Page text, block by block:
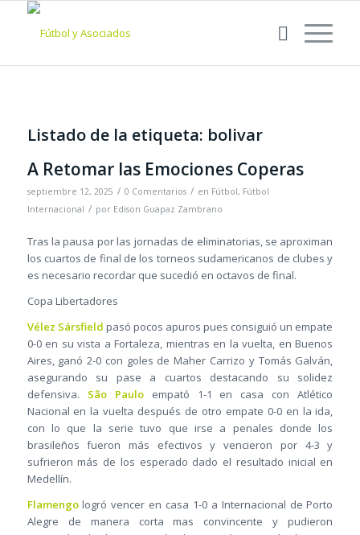
Listado de la etiqueta: bolivar
A Retomar las Emociones Coperas
septiembre 12, 2025 / 0 Comentarios / en Fútbol, Fútbol
Internacional / por Edison Guapaz Zambrano
Tras la pausa por las jornadas de eliminatorias, se aproximan
los cuartos de final de los torneos sudamericanos de clubes y
es necesario recordar que sucedió en octavos de final.
Copa Libertadores
Vélez Sársfield pasó pocos apuros pues consiguió un empate
0-0 en su vista a Fortaleza, mientras en la vuelta, en Buenos
Aires, ganó 2-0 con goles de Maher Carrizo y Tomás Galván,
asegurando su pase a cuartos destacando su solidez
defensiva. São Pauloempató 1-1 en casa con Atlético
Nacional en la vuelta después de otro empate 0-0 en la ida,
con lo que la serie tuvo que irse a penales donde los
brasileños fueron más efectivos y vencieron por 4-3 y
sufrieron más de los esperado dado el resultado inicial en
Medellín.
Flamengologró vencer en casa 1-0 a Internacional de Porto
Alegre de manera corta mas convincente y pudieron